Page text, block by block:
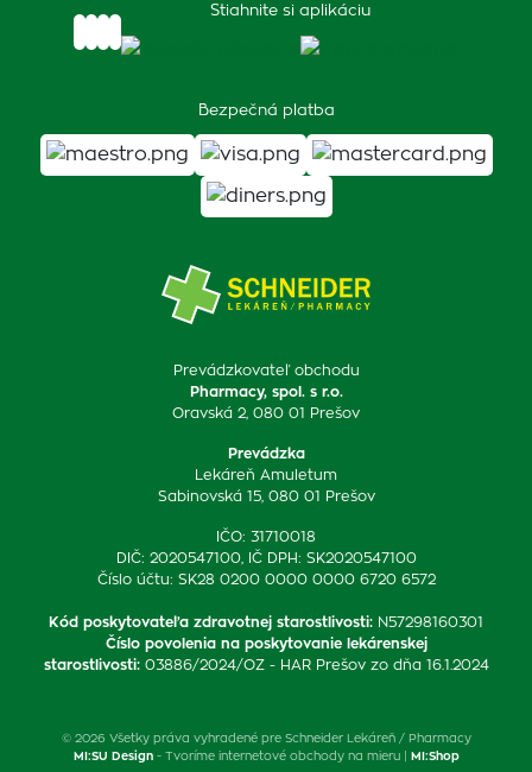
Prevádzkovateľ obchodu
Pharmacy, spol. s r.o.
Oravská 2, 080 01 Prešov
Prevádzka
Lekáreň Amuletum
Sabinovská 15, 080 01 Prešov
IČO: 31710018
DIČ: 2020547100, IČ DPH: SK2020547100
Číslo účtu: SK28 0200 0000 0000 6720 6572
Kód poskytovateľa zdravotnej starostlivosti: N57298160301
Číslo povolenia na poskytovanie lekárenskej
starostlivosti: 03886/2024/OZ - HAR Prešov zo dňa 16.1.2024
Stiahnite si aplikáciu
Bezpečná platba
© 2026 Všetky práva vyhradené pre Schneider Lekáreň / Pharmacy
MI:SU Design- Tvoríme internetové obchody na mieru | MI:Shop